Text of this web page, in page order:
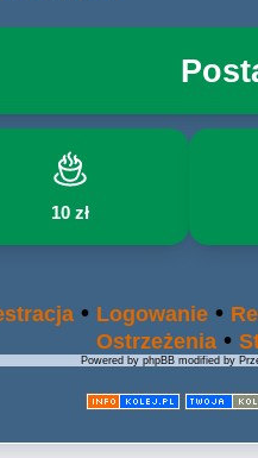
10 zł
• Logowanie •
Ostrzeżenia •
Powered by phpBB modified by